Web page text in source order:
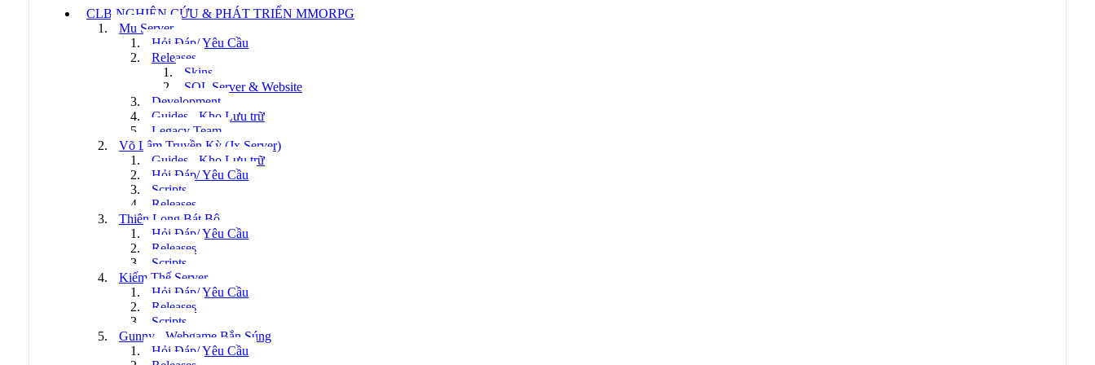
CLB NGHIÊN CỨU & PHÁT TRIỂN MMORPG
Mu Server
Hỏi Đáp/ Yêu Cầu
Releases
Skins
SQL Server & Website
Development
Guides - Kho Lưu trữ
Legacy Team
Võ Lâm Truyền Kỳ (Jx Server)
Guides - Kho Lưu trữ
Hỏi Đáp/ Yêu Cầu
Scripts
Releases
Thiên Long Bát Bộ
Hỏi Đáp/ Yêu Cầu
Releases
Scripts
Kiếm Thế Server
Hỏi Đáp/ Yêu Cầu
Releases
Scripts
Gunny - Webgame Bắn Súng
Hỏi Đáp/ Yêu Cầu